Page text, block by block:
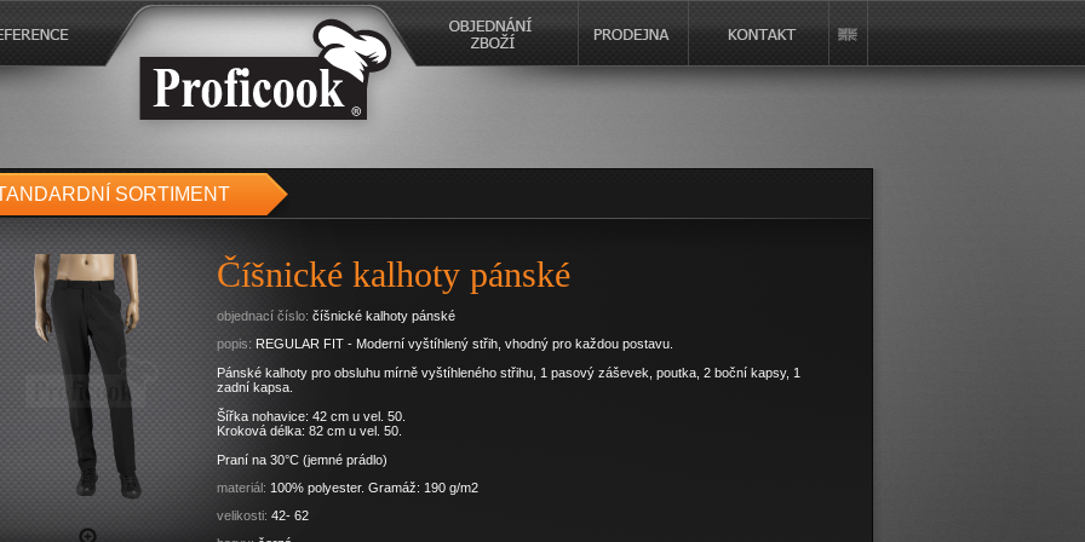
SORTIMENT
Číšnické kalhoty pánské
objednací číslo: číšnické kalhoty pánské
popis: REGULAR FIT - Moderní vyštíhlený střih, vhodný pro každou postavu.
Pánské kalhoty pro obsluhu mírně vyštíhleného střihu, 1 pasový záševek, poutka, 2 boční kapsy, 1
zadní kapsa.
Šířka nohavice: 42 cm u vel. 50.
Kroková délka: 82 cm u vel. 50.
Praní na 30°C (jemné prádlo)
materiál: 100% polyester. Gramáž: 190 g/m2
velikosti: 42- 62